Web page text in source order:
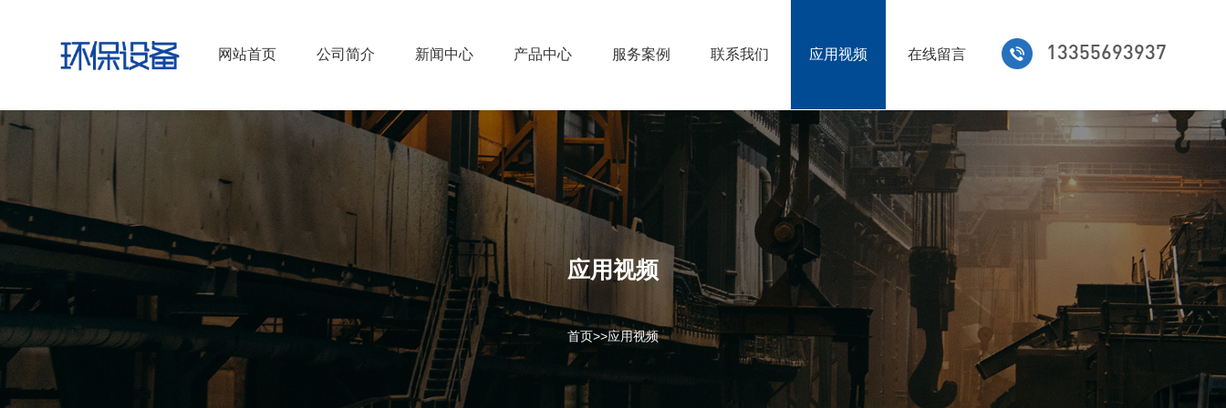
13355693937
网站首页 公司简介 新闻中心 产品中心 服务案例 联系我们 应用视频 在线留言
应用视频
首页>>应用视频